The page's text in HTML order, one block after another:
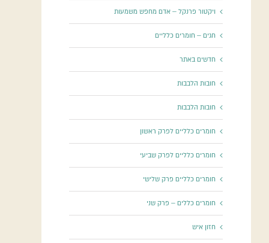
ויקטור פרנקל – אדם מחפש משמעות
חגים – חומרים כלליים
חדשים באתר
חובות הלבבות
חובות הלבבות
חומרים כלליים לפרק ראשון
חומרים כלליים לפרק שביעי
חומרים כלליים פרק שלישי
חומרים כללים – פרק שני
חזון איש